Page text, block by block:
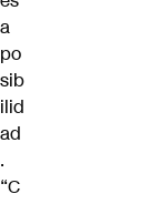
a
po
sib
ilid
ad
.
“C